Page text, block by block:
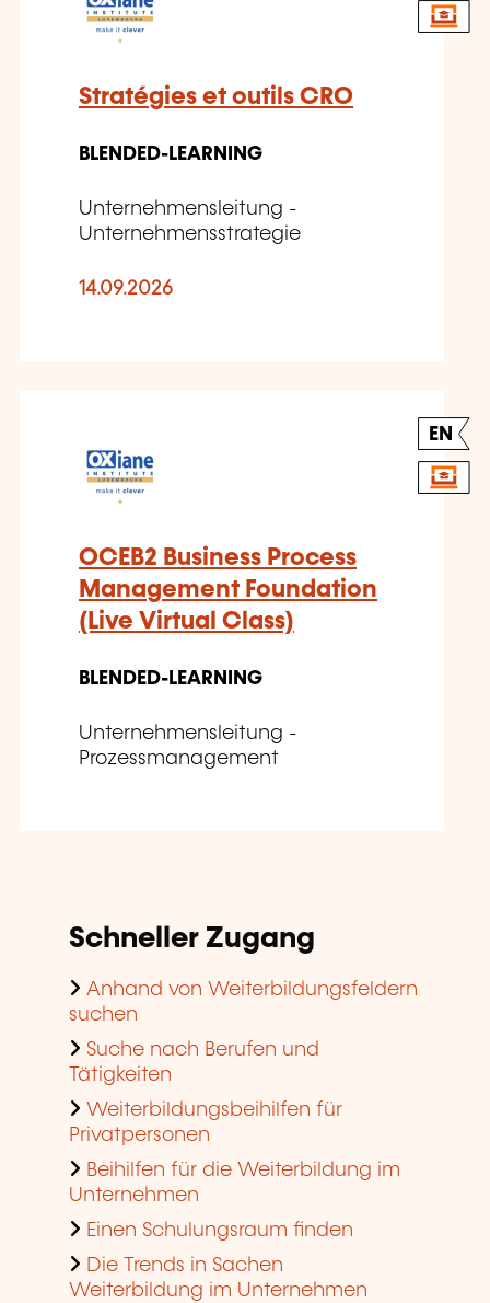
Stratégies et outils CRO
BLENDED-LEARNING
Unternehmensleitung -
Unternehmensstrategie
14.09.2026
EN
OCEB2 Business Process
Management Foundation
(Live Virtual Class)
BLENDED-LEARNING
Unternehmensleitung -
Prozessmanagement
Schneller Zugang
Anhand von Weiterbildungsfeldern
suchen
Suche nach Berufen und
Tätigkeiten
Weiterbildungsbeihilfen für
Privatpersonen
Beihilfen für die Weiterbildung im
Unternehmen
Einen Schulungsraum finden
Die Trends in Sachen
Weiterbildung im Unternehmen